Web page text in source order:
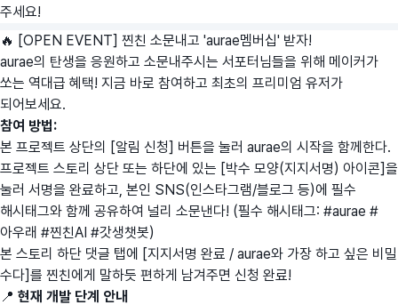
주세요!
🔥 [OPEN EVENT] 찐친 소문내고 'aurae멤버십' 받자!
aurae의 탄생을 응원하고 소문내주시는 서포터님들을 위해 메이커가
쏘는 역대급 혜택! 지금 바로 참여하고 최초의 프리미엄 유저가
되어보세요.
참여 방법:
본 프로젝트 상단의 [알림 신청] 버튼을 눌러 aurae의 시작을 함께한다.
프로젝트 스토리 상단 또는 하단에 있는 [박수 모양(지지서명) 아이콘]을
눌러 서명을 완료하고, 본인 SNS(인스타그램/블로그 등)에 필수
해시태그와 함께 공유하여 널리 소문낸다! (필수 해시태그: #aurae #
아우래 #찐친AI #갓생챗봇)
본 스토리 하단 댓글 탭에 [지지서명 완료 / aurae와 가장 하고 싶은 비밀
수다]를 찐친에게 말하듯 편하게 남겨주면 신청 완료!
📍 현재 개발 단계 안내